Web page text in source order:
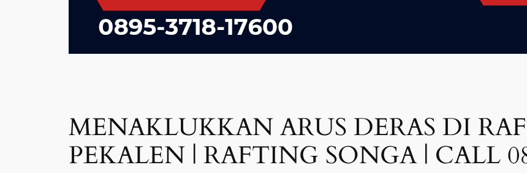
MENAKLUKKAN ARUS DERAS DI
PEKALEN | RAFTING SONGA | CALL